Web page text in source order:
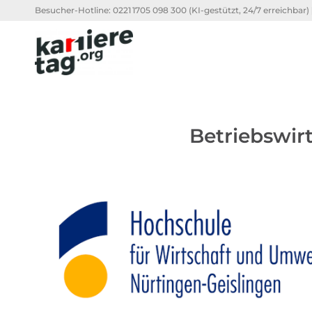
Besucher-Hotline: 0221 1705 098 300 (KI-gestützt, 24/7 erreichbar)